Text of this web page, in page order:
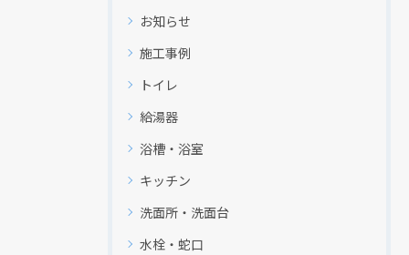
お知らせ
施工事例
トイレ
給湯器
浴槽・浴室
キッチン
洗面所・洗面台
水栓・蛇口